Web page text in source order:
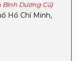
Bình Dương Cũ)
Hồ Chí Minh,